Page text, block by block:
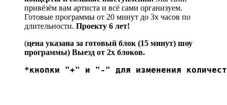
привёзём вам артиста и всё сами организуем.
Готовые программы от 20 минут до 3х часов по
длительности. Проекту 6 лет!
(цена указана за готовый блок (15 минут) шоу
программы) Выезд от 2х блоков.
*кнопки "+" и "-" для изменения